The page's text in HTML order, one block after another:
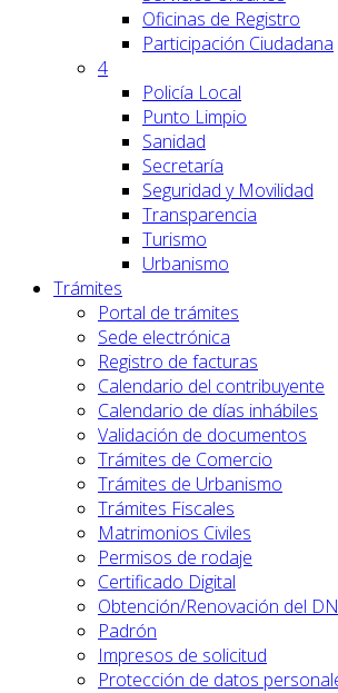
Oficinas de Registro
Participación Ciudadana
4
Policía Local
Punto Limpio
Sanidad
Secretaría
Seguridad y Movilidad
Transparencia
Turismo
Urbanismo
Trámites
Portal de trámites
Sede electrónica
Registro de facturas
Calendario del contribuyente
Calendario de días inhábiles
Validación de documentos
Trámites de Comercio
Trámites de Urbanismo
Trámites Fiscales
Matrimonios Civiles
Permisos de rodaje
Certificado Digital
Obtención/Renovación del
Padrón
Impresos de solicitud
Protección de datos